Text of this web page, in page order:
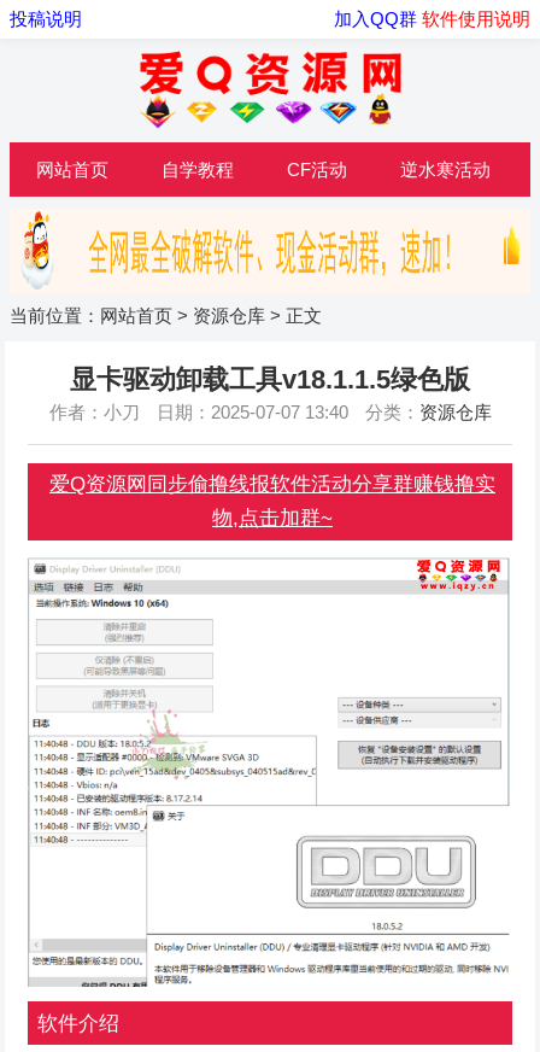
投稿说明 加入QQ群 软件使用说明
网站首页 自学教程 CF活动 逆水寒活动
当前位置： 网站首页 > 资源仓库 > 正文
显卡驱动卸载工具v18.1.1.5绿色版
作者：小刀 日期：2025-07-07 13:40 分类： 资源仓库
爱Q资源网同步偷撸线报软件活动分享群赚钱撸实
物,点击加群~
软件介绍